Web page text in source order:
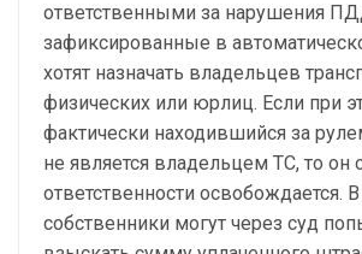
ответственными за нарушения
зафиксированные в
хотят назначать владельцев
физических или юрлиц. Если при
фактически находившийся за
не является владельцем ТС, то он
ответственности освобождается.
собственники могут через суд